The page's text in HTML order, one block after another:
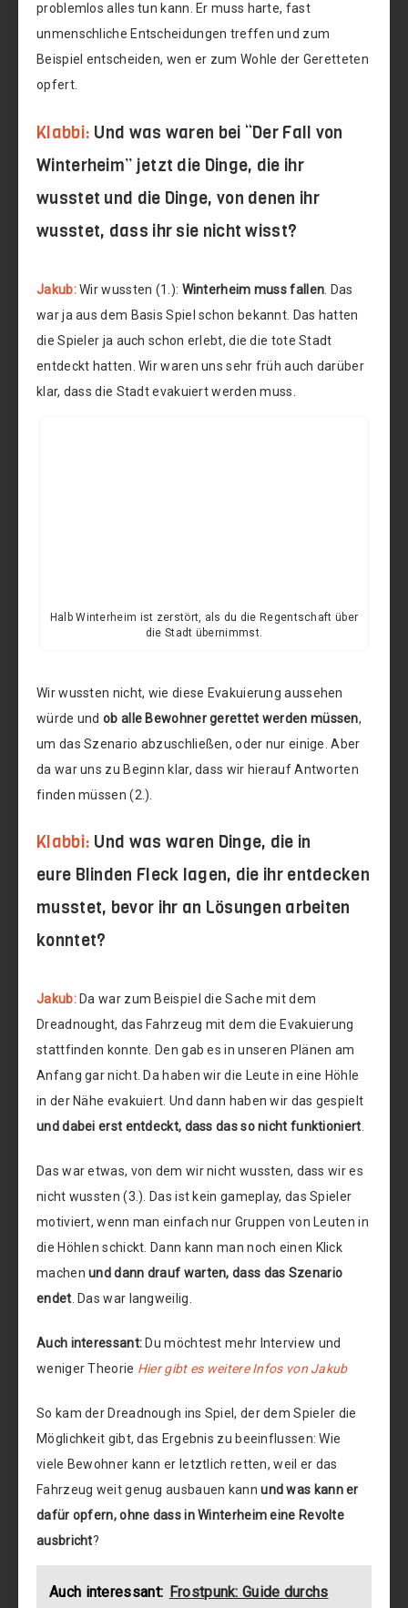
problemlos alles tun kann. Er muss harte, fast
unmenschliche Entscheidungen treffen und zum
Beispiel entscheiden, wen er zum Wohle der Geretteten
opfert.
Klabbi: Und was waren bei “Der Fall von
Winterheim” jetzt die Dinge, die ihr
wusstet und die Dinge, von denen ihr
wusstet, dass ihr sie nicht wisst?
Jakub:Wir wussten (1.): Winterheim muss fallen . Das
war ja aus dem Basis Spiel schon bekannt. Das hatten
die Spieler ja auch schon erlebt, die die tote Stadt
entdeckt hatten. Wir waren uns sehr früh auch darüber
klar, dass die Stadt evakuiert werden muss.
Halb Winterheim ist zerstört, als du die Regentschaft über
die Stadt übernimmst.
Wir wussten nicht, wie diese Evakuierung aussehen
würde und ob alle Bewohner gerettet werden müssen,
um das Szenario abzuschließen, oder nur einige. Aber
da war uns zu Beginn klar, dass wir hierauf Antworten
finden müssen (2.).
Klabbi: Und was waren Dinge, die in
eure Blinden Fleck lagen, die ihr entdecken
musstet, bevor ihr an Lösungen arbeiten
konntet?
Jakub:Da war zum Beispiel die Sache mit dem
Dreadnought, das Fahrzeug mit dem die Evakuierung
stattfinden konnte. Den gab es in unseren Plänen am
Anfang gar nicht. Da haben wir die Leute in eine Höhle
in der Nähe evakuiert. Und dann haben wir das gespielt
und dabei erst entdeckt, dass das so nicht funktioniert.
Das war etwas, von dem wir nicht wussten, dass wir es
nicht wussten (3.). Das ist kein gameplay, das Spieler
motiviert, wenn man einfach nur Gruppen von Leuten in
die Höhlen schickt. Dann kann man noch einen Klick
machenund dann drauf warten, dass das Szenario
endet. Das war langweilig.
Auch interessant: Du möchtest mehr Interview und
weniger Theorie Hier gibt es weitere Infos von Jakub
So kam der Dreadnough ins Spiel, der dem Spieler die
Möglichkeit gibt, das Ergebnis zu beeinflussen: Wie
viele Bewohner kann er letztlich retten, weil er das
Fahrzeug weit genug ausbauen kannund was kann er
dafür opfern, ohne dass in Winterheim eine Revolte
ausbricht?
Auch interessant: Frostpunk: Guide durchs